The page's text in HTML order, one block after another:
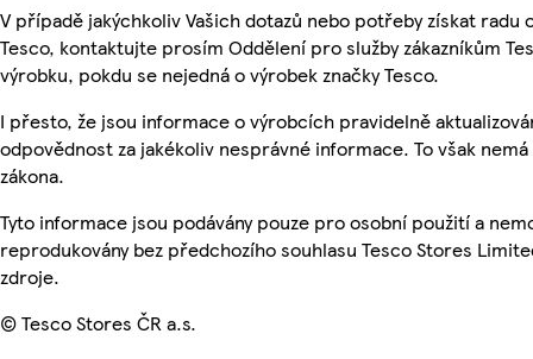
V případě jakýchkoliv Vašich dotazů nebo potřeby získat radu
Tesco, kontaktujte prosím Oddělení pro služby zákazníkům
výrobku, pokdu se nejedná o výrobek značky Tesco.
I přesto, že jsou informace o výrobcích pravidelně
odpovědnost za jakékoliv nesprávné informace. To však
zákona.
Tyto informace jsou podávány pouze pro osobní použití a
reprodukovány bez předchozího souhlasu Tesco Stores
zdroje.
© Tesco Stores ČR a.s.